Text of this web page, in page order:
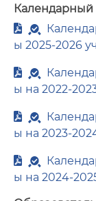
Календарный
ы 2025-2026
ы на 2022-
ы на 2023-
ы на 2024-